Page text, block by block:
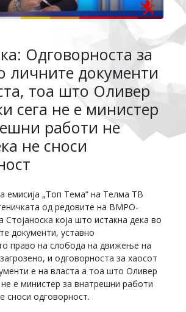
Одговорноста за
личните документи
тоа што Оливер
сега не е министер
работи не
не сноси
емисија „Топ Тема“ на Телма ТВ
од редовите на ВМРО-
која што истакна дека во
документи, уставно
право на слобода на движење на
и одговорноста за хаосот
е на власта а тоа што Оливер
не е министер за внатрешни работи
сноси одговорност.